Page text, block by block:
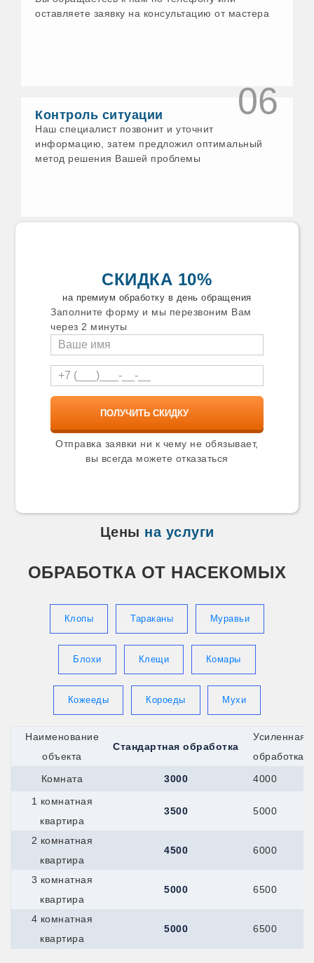
Еманжелинск
Ессентуки
Звенигород
Зеленодольск
Златоуст
Зуевка
Ивантеевка
Камышлов
Канаш
Карабаново
Карабаш
Касимов
Качканар
Кимры
Кинель
Кинешма
Киржач
Кириши
Клин
Ковров
Козьмодемьянск
Коломна
Копейск
Коркино
Королев
Котлас
Красноармейск
Кронштадт
Кропоткин
Крымск
Верхняя-Пышма
Краснотурьинск
Первоуральск
Реж
Мегион
Нефтеюганск
Верхний-Уфалей
Озёрск
оставляете заявку на консультацию от мастера
06
Контроль ситуации
Наш специалист позвонит и уточнит
информацию, затем предложил оптимальный
метод решения Вашей проблемы
СКИДКА 10%
на премиум обработку в день обращения
Заполните форму и мы перезвоним Вам
через 2 минуты
Отправка заявки ни к чему не обязывает,
вы всегда можете отказаться
Цены на услуги
ОБРАБОТКА ОТ НАСЕКОМЫХ
Клопы Тараканы Муравьи
Блохи Клещи Комары
Кожееды Короеды Мухи
Наименование
объекта
Стандартная обработка
Усиленная
обработка
Комната
3000
4000
1 комнатная
квартира
3500 5000
2 комнатная
квартира
4500 6000
3 комнатная
квартира
5000 6500
4 комнатная
квартира
5000 6500